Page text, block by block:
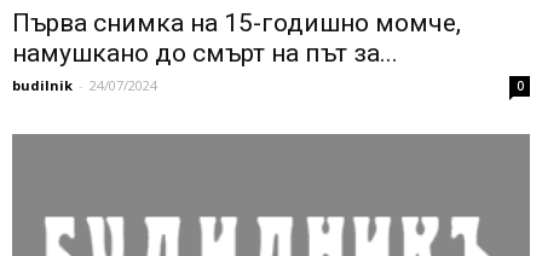
Първа снимка на 15-годишно момче,
намушкано до смърт на път за...
budilnik - 24/07/2024 0